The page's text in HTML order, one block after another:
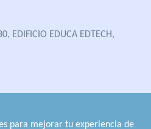
EDIFICIO EDUCA EDTECH,
para mejorar tu experiencia de